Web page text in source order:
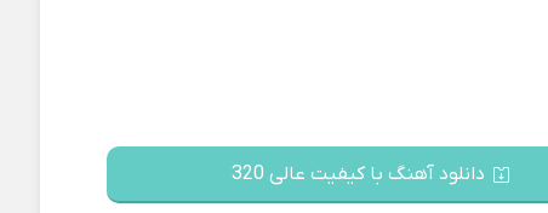
دانلود آهنگ با کیفیت عالی 320